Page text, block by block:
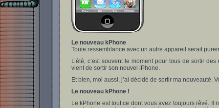
Le nouveau kPhone
Toute ressemblance avec un autre appareil serait
L’été, c’est souvent le moment pour tous de sortir
vient de sortir son nouvel iPhone.
Et bien, moi aussi, j’ai décidé de sortir ma nouveauté.
Le nouveau kPhone !
Le kPhone est tout ce dont vous avez toujours rêvé. Il